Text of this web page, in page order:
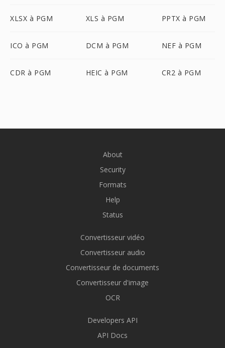
XLSX à PGM XLS à PGM PPTX à PGM
ICO à PGM DCM à PGM NEF à PGM
CDR à PGM HEIC à PGM CR2 à PGM
About
Security
Formats
Help
Status
Convertisseur vidéo
Convertisseur audio
Convertisseur de documents
Convertisseur d'image
OCR
Developers API
API Docs